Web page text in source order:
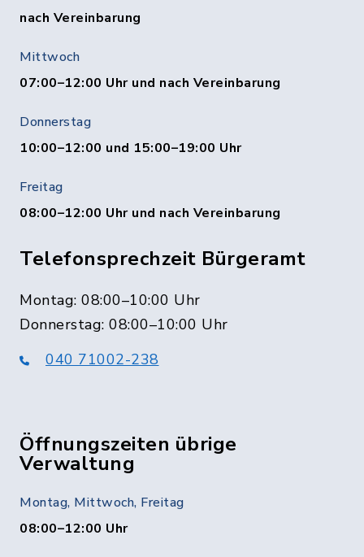
nach Vereinbarung
Mittwoch
07:00–12:00 Uhr und nach Vereinbarung
Donnerstag
10:00–12:00 und 15:00–19:00 Uhr
Freitag
08:00–12:00 Uhr und nach Vereinbarung
Telefonsprechzeit Bürgeramt
Montag: 08:00–10:00 Uhr
Donnerstag: 08:00–10:00 Uhr
040 71002-238
Öffnungszeiten übrige
Verwaltung
Montag, Mittwoch, Freitag
08:00–12:00 Uhr